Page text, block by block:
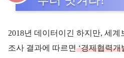
2018년 데이터이긴 하지만, 세
조사 결과에 따르면‘경제협력개